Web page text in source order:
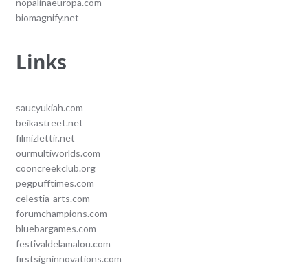
nopalinaeuropa.com
biomagnify.net
Links
saucyukiah.com
beikastreet.net
filmizlettir.net
ourmultiworlds.com
cooncreekclub.org
pegpufftimes.com
celestia-arts.com
forumchampions.com
bluebargames.com
festivaldelamalou.com
firstsigninnovations.com